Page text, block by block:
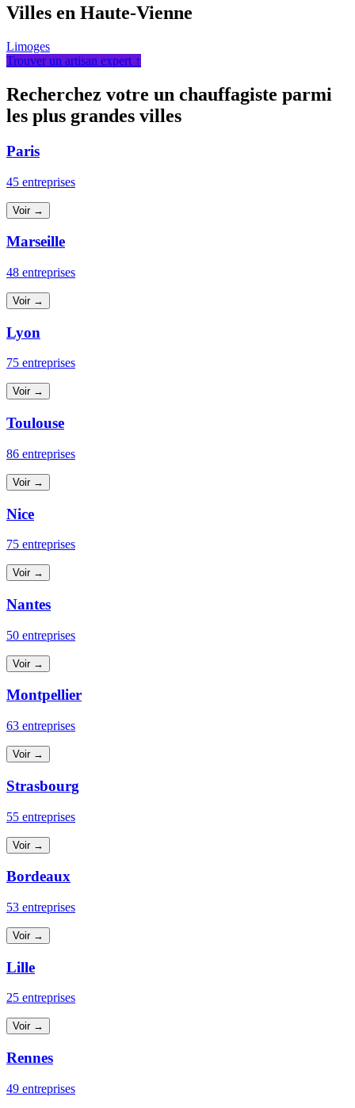
Villes en Haute-Vienne
Limoges
Trouver un artisan expert ↑
Recherchez votre un chauffagiste parmi
les plus grandes villes
Paris
45 entreprises
Voir →
Marseille
48 entreprises
Voir →
Lyon
75 entreprises
Voir →
Toulouse
86 entreprises
Voir →
Nice
75 entreprises
Voir →
Nantes
50 entreprises
Voir →
Montpellier
63 entreprises
Voir →
Strasbourg
55 entreprises
Voir →
Bordeaux
53 entreprises
Voir →
Lille
25 entreprises
Voir →
Rennes
49 entreprises